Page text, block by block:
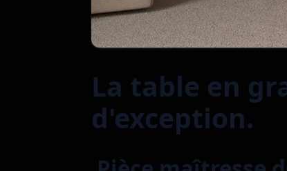
La table en
d'exception.